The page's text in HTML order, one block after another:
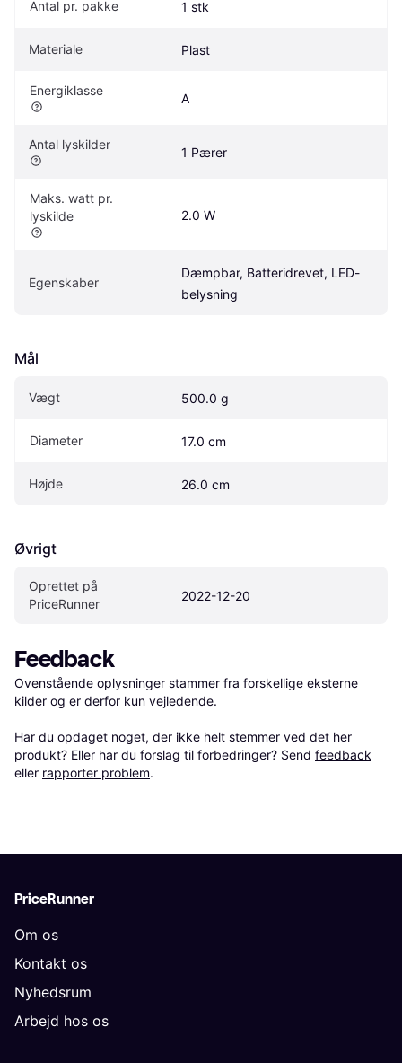
Antal pr. pakke 1 stk
Materiale Plast
Energiklasse
A
Antal lyskilder
1 Pærer
Maks. watt pr.
lyskilde
2.0 W
Egenskaber
Dæmpbar, Batteridrevet, LED-
belysning
Mål
Vægt 500.0 g
Diameter 17.0 cm
Højde 26.0 cm
Øvrigt
Oprettet på
PriceRunner
2022-12-20
Feedback
Ovenstående oplysninger stammer fra forskellige eksterne
kilder og er derfor kun vejledende.
Har du opdaget noget, der ikke helt stemmer ved det her
produkt? Eller har du forslag til forbedringer? Send feedback
eller rapporter problem.
PriceRunner
Om os
Kontakt os
Nyhedsrum
Arbejd hos os